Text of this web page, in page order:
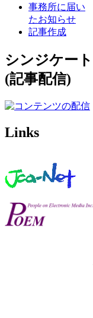
事務所に届い
たお知らせ
記事作成
シンジケート
(記事配信)
Links